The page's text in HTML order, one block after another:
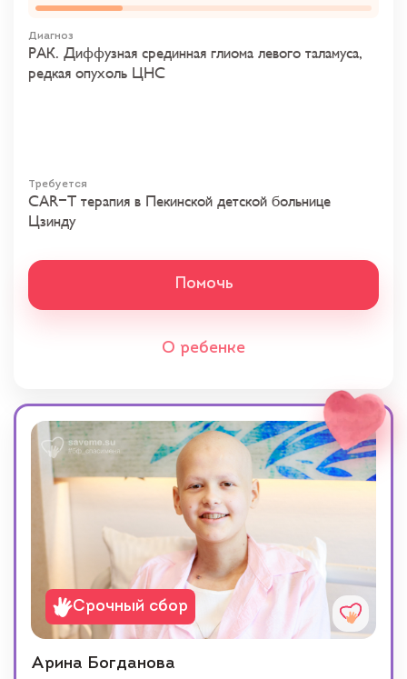
Диагноз
РАК. Диффузная срединная глиома левого таламуса,
редкая опухоль ЦНС
Требуется
CAR-T терапия в Пекинской детской больнице
Цзинду
Помочь
О ребенке
Срочный сбор
Арина Богданова